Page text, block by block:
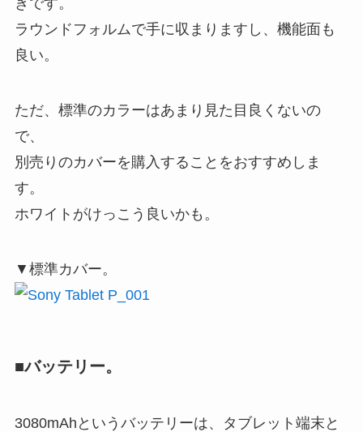
きです。
ラウンドフォルムで手に収まりますし、機能面も
良い。
ただ、標準のカラーはあまり見た目良くないの
で、
別売りのカバーを購入することをおすすめしま
す。
ホワイトがけっこう良いかも。
▼標準カバー。
■バッテリー。
3080mAhというバッテリーは、タブレット端末と